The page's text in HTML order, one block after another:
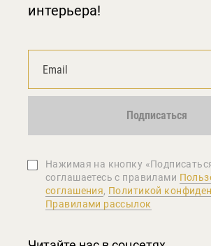
интерьера!
Подписаться
Нажимая на кнопку
соглашаетеcь с правилами
соглашения, Политикой
Правилами рассылок